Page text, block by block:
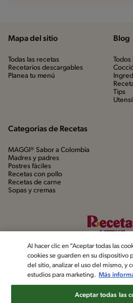
Mapa del sitio
Todas las recetas
Recetarios descargables
Planea tu menú
Blog
Tips
Categorias de Recetas
MAGGI® Sabor a Colombia
Madres y padres
Postres fáciles
Recetas con pollo
Recetas de carne
Sopas y cremas
Al hacer clic en “Aceptar todas las
cookies se guarden en su dispositivo
del sitio, analizar el uso del mismo, y
estudios para marketing. Más
Aceptar todas las